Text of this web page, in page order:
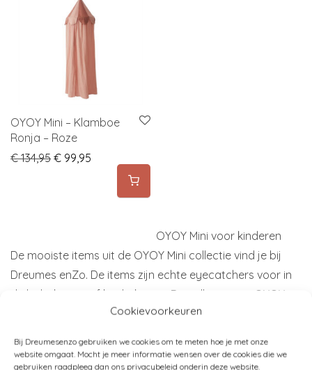
Cookievoorkeuren
Bij Dreumesenzo gebruiken we cookies om te meten hoe je met onze
website omgaat. Mocht je meer informatie wensen over de cookies die we
gebruiken raadpleeg dan ons privacybeleid onderin deze website.
OYOY Mini – Klamboe
Ronja – Roze
€134,95 Original price was: € 134,95.
€ 99,95
OYOY Mini voor kinderen
De mooiste items uit de OYOY Mini collectie vind je bij
Dreumes enZo. De items zijn echte eyecatchers voor in
de babykamer of kinderkamer. De collectie van OYOY
mini bestaat uit speelse items, rustige